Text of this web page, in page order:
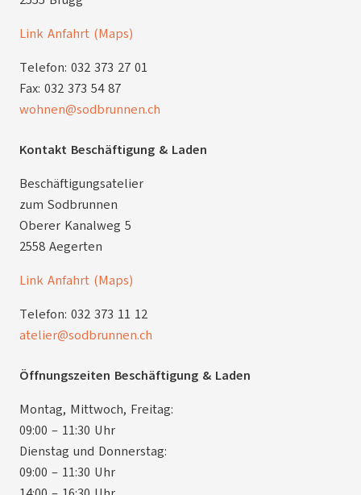
Link Anfahrt (Maps)
Telefon: 032 373 27 01
Fax: 032 373 54 87
wohnen@sodbrunnen.ch
Kontakt Beschäftigung & Laden
Beschäftigungsatelier
zum Sodbrunnen
Oberer Kanalweg 5
2558 Aegerten
Link Anfahrt (Maps)
Telefon: 032 373 11 12
atelier@sodbrunnen.ch
Öffnungszeiten Beschäftigung & Laden
Montag, Mittwoch, Freitag:
09:00 – 11:30 Uhr
Dienstag und Donnerstag:
09:00 – 11:30 Uhr